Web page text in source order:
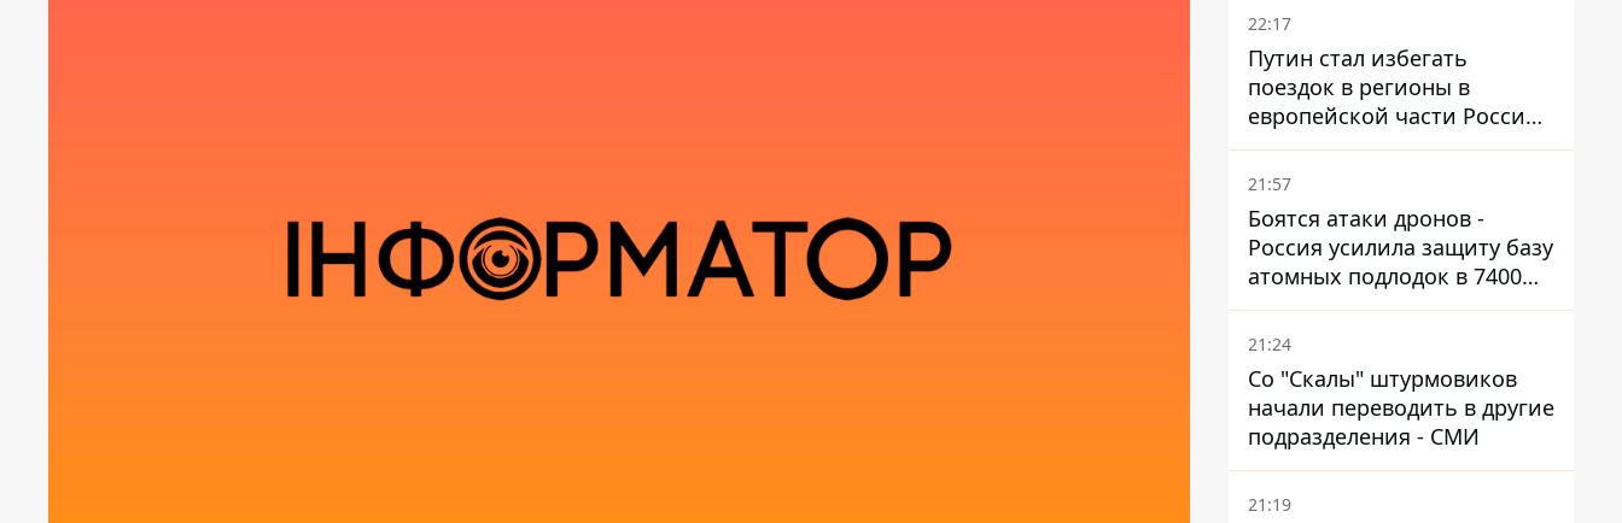
22:17
Путин стал избегать
поездок в регионы в
европейской части России,
куда регулярно долетают
дроны
21:57
Боятся атаки дронов -
Россия усилила защиту базу
атомных подлодок в 7400
км от Украины
21:24
Со "Скалы" штурмовиков
начали переводить в другие
подразделения - СМИ
21:19